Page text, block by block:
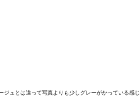
ュとは違って写真よりも少しグレーがかっている感